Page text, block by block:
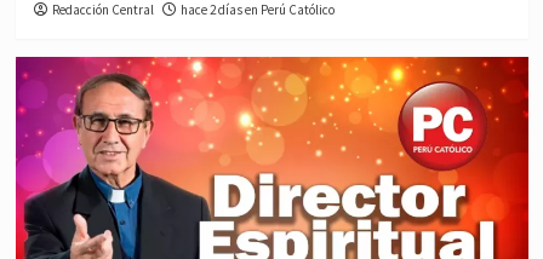
Redacción Central hace 2 días en Perú Católico